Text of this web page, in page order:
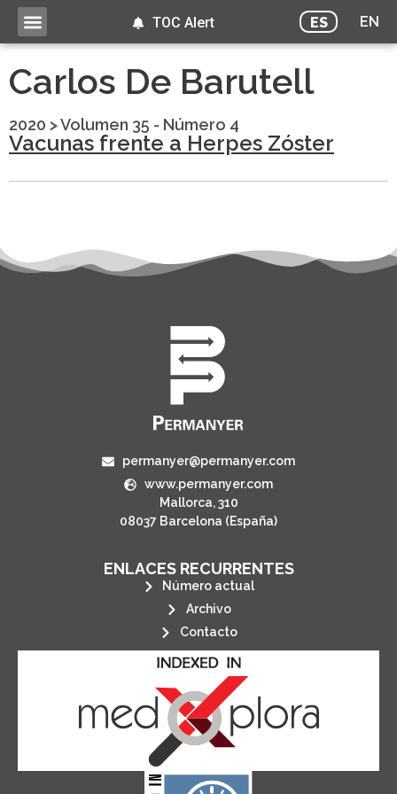
ES EN
TOC Alert
Carlos De Barutell
2020 >Volumen 35 - Número 4
Vacunas frente a Herpes Zóster
permanyer@permanyer.com
www.permanyer.com
Mallorca, 310
08037 Barcelona (España)
ENLACES RECURRENTES
Número actual
Archivo
Contacto